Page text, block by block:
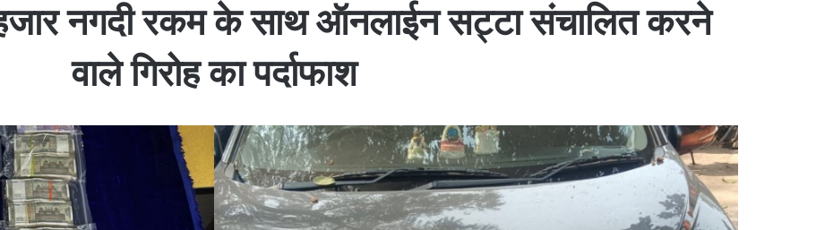
नगदी रकम के साथ ऑनलाईन सट्टा संचालित करने
वाले गिरोह का पर्दाफाश